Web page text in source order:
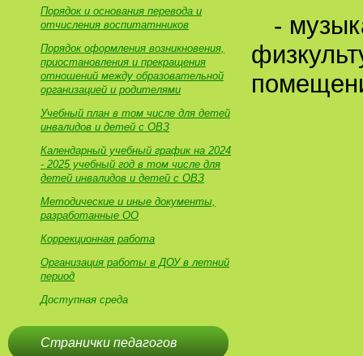
Порядок и основания перевода и
отчисления воспитатнников
Порядок оформления возникновения,
приостановления и прекращения
отношений между образовательной
организацией и родителями
Учебный план в том числе для детей
инвалидов и детей с ОВЗ
Календарный учебный график на 2024
- 2025 учебный год в том числе для
детей инвалидов и детей с ОВЗ
Методические и иные документы,
разработанные ОО
Коррекционная работа
Организация работы в ДОУ в летний
период
Доступная среда
Странички педагогов
-